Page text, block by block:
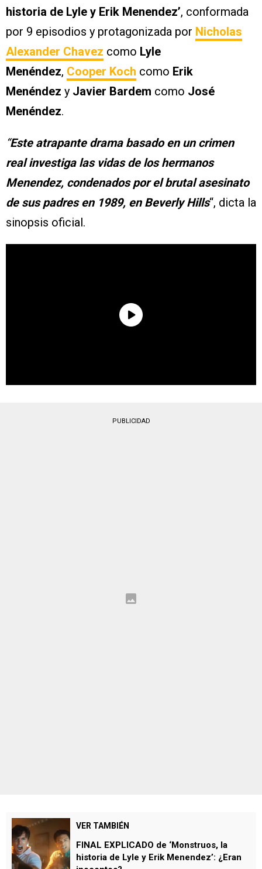
historia de Lyle y Erik Menendez’, conformada
por 9 episodios y protagonizada por Nicholas
Alexander Chavez como Lyle
Menéndez, Cooper Koch como Erik
Menéndez y Javier Bardem como José
Menéndez.
“Este atrapante drama basado en un crimen
real investiga las vidas de los hermanos
Menendez, condenados por el brutal asesinato
de sus padres en 1989, en Beverly Hills“, dicta la
sinopsis oficial.
PUBLICIDAD
VER TAMBIÉN
FINAL EXPLICADO de ‘Monstruos, la
historia de Lyle y Erik Menendez’: ¿Eran